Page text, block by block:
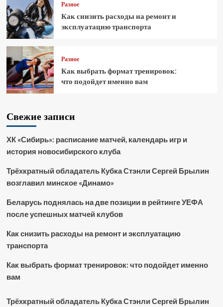
Разное
Как снизить расходы на ремонт и
эксплуатацию транспорта
Разное
Как выбрать формат тренировок:
что подойдет именно вам
Свежие записи
ХК «Сибирь»: расписание матчей, календарь игр и
история новосибирского клуба
Трёхкратный обладатель Кубка Стэнли Сергей Брылин
возглавил минское «Динамо»
Беларусь поднялась на две позиции в рейтинге УЕФА
после успешных матчей клубов
Как снизить расходы на ремонт и эксплуатацию
транспорта
Как выбрать формат тренировок: что подойдет именно
вам
Трёхкратный обладатель Кубка Стэнли Сергей Брылин